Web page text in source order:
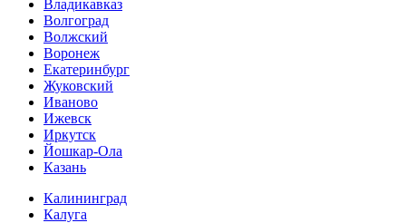
Владикавказ
Волгоград
Волжский
Воронеж
Екатеринбург
Жуковский
Иваново
Ижевск
Иркутск
Йошкар-Ола
Казань
Калининград
Калуга